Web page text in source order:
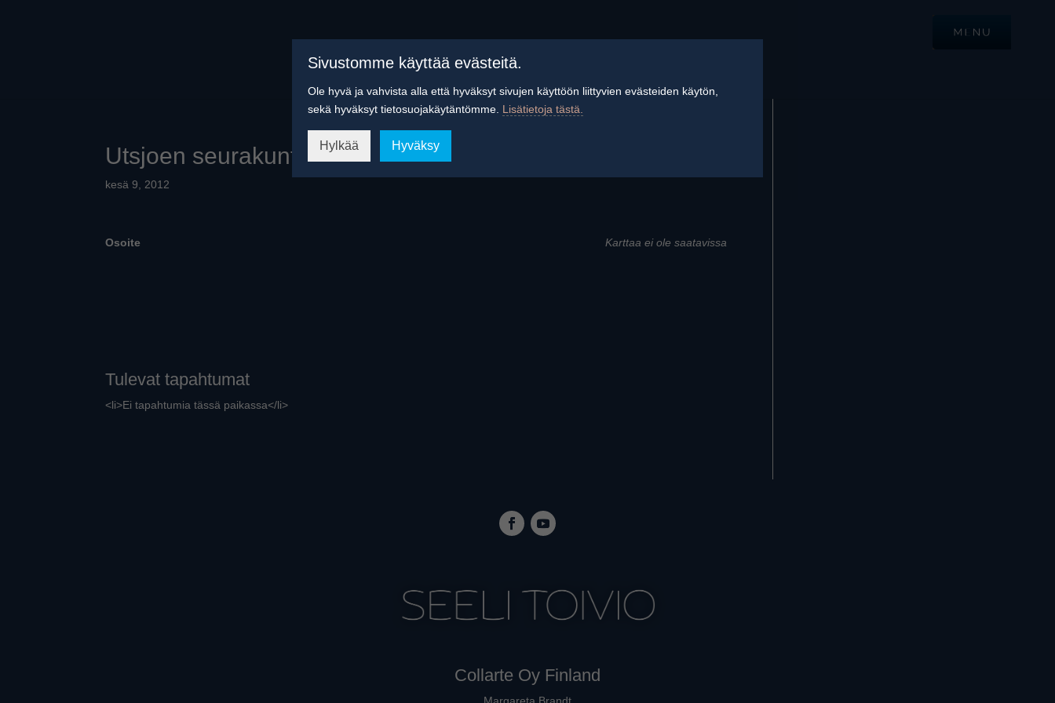
Utsjoen seurakuntasali
kesä 9, 2012
Karttaa ei ole saatavissa
Osoite
Tulevat tapahtumat
<li>Ei tapahtumia tässä paikassa</li>
Collarte Oy Finland
Sivustomme käyttää evästeitä.
Ole hyvä ja vahvista alla että hyväksyt sivujen käyttöön liittyvien evästeiden käytön,
sekä hyväksyt tietosuojakäytäntömme. Lisätietoja tästä.
Hylkää Hyväksy